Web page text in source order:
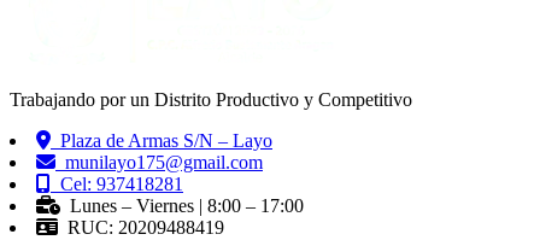
Trabajando por un Distrito Productivo y Competitivo
Plaza de Armas S/N – Layo
munilayo175@gmail.com
Cel: 937418281
Lunes – Viernes | 8:00 – 17:00
RUC: 20209488419